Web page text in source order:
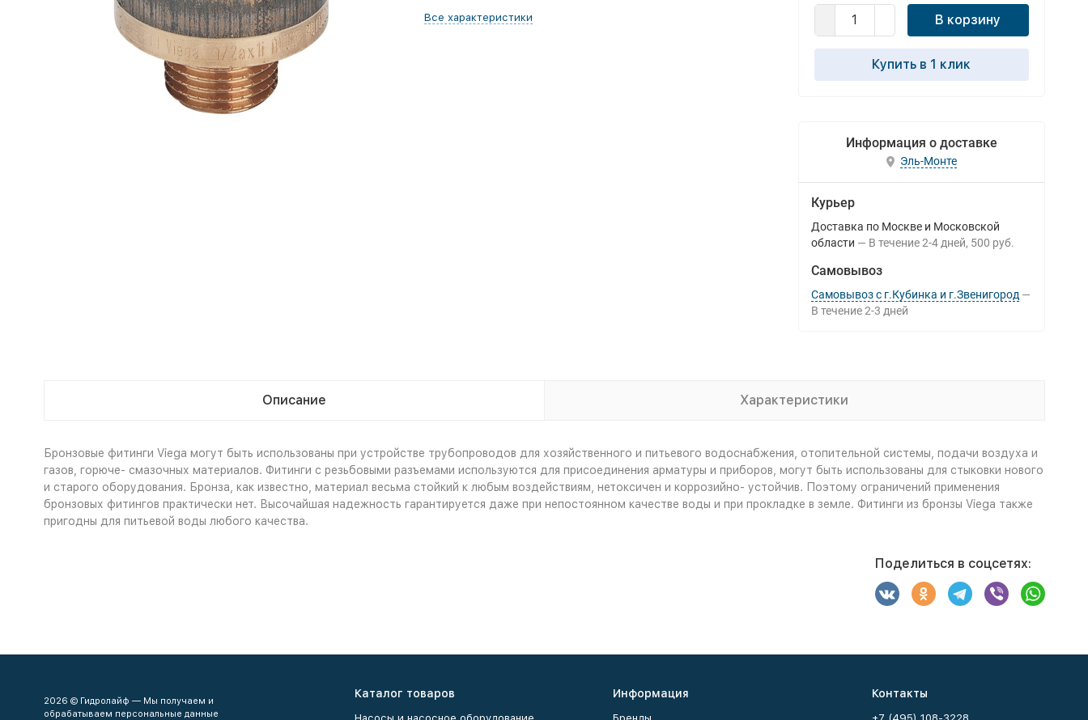
Все характеристики В корзину
Купить в 1 клик
Информация о доставке
Эль-Монте
Курьер
Доставка по Москве и Московской
области
В течение 2-4 дней 500 руб.
Самовывоз
Самовывоз с г.Кубинка и г.Звенигород
В течение 2-3 дней
Описание Характеристики
Бронзовые фитинги Viega могут быть использованы при устройстве трубопроводов для хозяйственного и питьевого водоснабжения, отопительной системы, подачи воздуха и
газов, горюче- смазочных материалов. Фитинги с резьбовыми разъемами используются для присоединения арматуры и приборов, могут быть использованы для стыковки нового
и старого оборудования. Бронза, как известно, материал весьма стойкий к любым воздействиям, нетоксичен и коррозийно- устойчив. Поэтому ограничений применения
бронзовых фитингов практически нет. Высочайшая надежность гарантируется даже при непостоянном качестве воды и при прокладке в земле. Фитинги из бронзы Viega также
пригодны для питьевой воды любого качества.
Поделиться в соцсетях:
2026 © Гидролайф — Мы получаем и
обрабатываем персональные данные
Каталог товаров Информация Контакты